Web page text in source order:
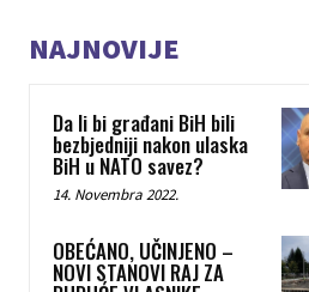
NAJNOVIJE
Da li bi građani BiH bili
bezbjedniji nakon ulaska
BiH u NATO savez?
14. Novembra 2022.
OBEĆANO, UČINJENO –
NOVI STANOVI RAJ ZA